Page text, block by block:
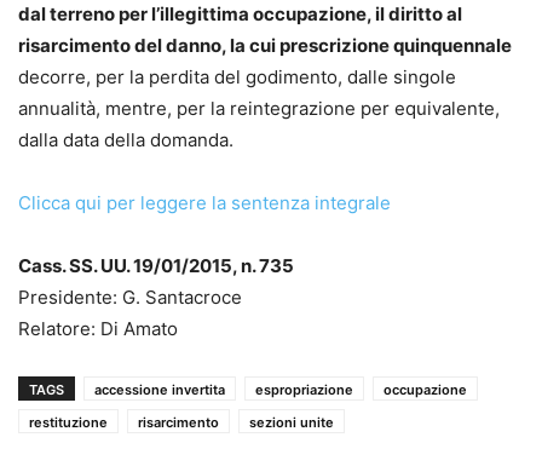
dal terreno per l’illegittima occupazione, il diritto al
risarcimento del danno, la cui prescrizione quinquennale
decorre, per la perdita del godimento, dalle singole
annualità, mentre, per la reintegrazione per equivalente,
dalla data della domanda.
Clicca qui per leggere la sentenza integrale
Cass. SS. UU. 19/01/2015, n. 735
Presidente: G. Santacroce
Relatore: Di Amato
TAGS accessione invertita espropriazione
occupazione
restituzione
risarcimento sezioni unite